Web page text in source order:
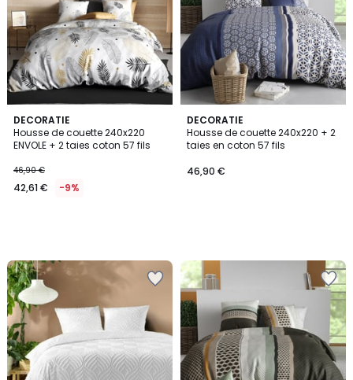
DECORATIE
Housse de couette 240x220
ENVOLE + 2 taies coton 57 fils
46,90 €
42,61 € -9%
DECORATIE
Housse de couette 240x220 + 2
taies en coton 57 fils
46,90 €